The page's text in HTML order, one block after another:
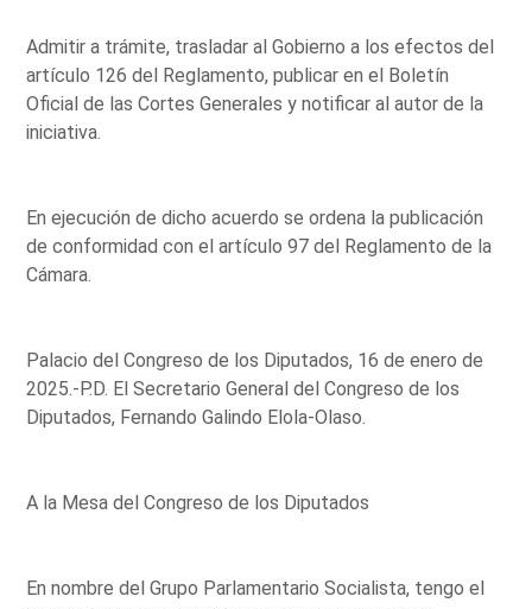
Admitir a trámite, trasladar al Gobierno a los efectos del
artículo 126 del Reglamento, publicar en el Boletín
Oficial de las Cortes Generales y notificar al autor de la
iniciativa.
En ejecución de dicho acuerdo se ordena la publicación
de conformidad con el artículo 97 del Reglamento de la
Cámara.
Palacio del Congreso de los Diputados, 16 de enero de
2025.-P.D. El Secretario General del Congreso de los
Diputados, Fernando Galindo Elola-Olaso.
A la Mesa del Congreso de los Diputados
En nombre del Grupo Parlamentario Socialista, tengo el